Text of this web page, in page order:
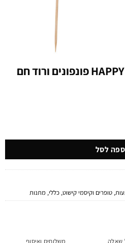
לסל
,טופרים וקיסמי קישוט,כללי,מתנות
משלוחים ואיסוף